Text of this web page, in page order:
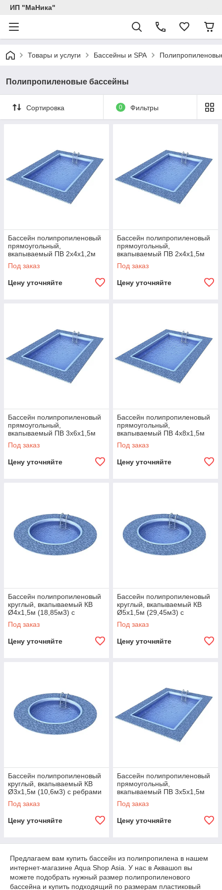
ИП "МаНика"
Товары и услуги Бассейны и SPA
Полипропиленовые бассейны
Сортировка 0 Фильтры
Бассейн полипропиленовый
прямоугольный,
вкапываемый ПВ 2x4x1,2м
(9,6м3, 5мм)
Под заказ
Цену уточняйте
Бассейн полипропиленовый
прямоугольный,
вкапываемый ПВ 2х4х1,5м
(12м3, 5мм)
Под заказ
Цену уточняйте
Бассейн полипропиленовый
прямоугольный,
вкапываемый ПВ 3х6х1,5м
(18м3, 8мм)
Под заказ
Цену уточняйте
Бассейн полипропиленовый
прямоугольный,
вкапываемый ПВ 4х8х1,5м
(48м3, 8мм)
Под заказ
Цену уточняйте
Бассейн полипропиленовый
круглый, вкапываемый КВ
Ø4х1,5м (18,85м3) с
ребрами жесткости
Под заказ
Цену уточняйте
Бассейн полипропиленовый
круглый, вкапываемый КВ
Ø5х1,5м (29,45м3) с
ребрами жесткости
Под заказ
Цену уточняйте
Бассейн полипропиленовый
круглый, вкапываемый КВ
Ø3х1,5м (10,6м3) с ребрами
жесткости
Под заказ
Цену уточняйте
Бассейн полипропиленовый
прямоугольный,
вкапываемый ПВ 3х5х1,5м
(22,5м3, 8мм)
Под заказ
Цену уточняйте
Предлагаем вам купить бассейн из полипропилена в нашем
интернет-магазине Aqua Shop Asia. У нас в Аквашоп вы
можете подобрать нужный размер полипропиленового
бассейна и купить подходящий по размерам пластиковый